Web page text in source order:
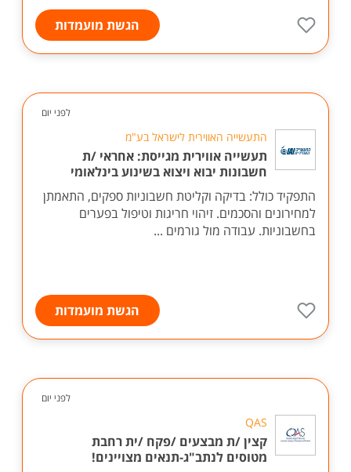
הגשת מועמדות
לפני יום
התעשייה האווירית לישראל בע"מ
תעשייה אווירית מגייסת: אחראי /ת
חשבונות יבוא ויצוא בשינוע בינלאומי
התפקיד כולל: בדיקה וקליטת חשבוניות ספקים, התאמתן
למחירונים והסכמים. זיהוי חריגות וטיפול בפערים
בחשבוניות. עבודה מול גורמים ...
הגשת מועמדות
לפני יום
QAS
קצין /ת מבצעים /פקח /ית רחבת
מטוסים לנתב"ג-תנאים מצויינים!